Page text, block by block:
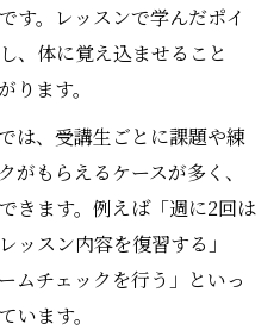
す。レッスンで学んだポイ
、体に覚え込ませること
ます。
は、受講生ごとに課題や練
がもらえるケースが多く、
きます。例えば「週に2回は
ッスン内容を復習する」
ムチェックを行う」といっ
います。